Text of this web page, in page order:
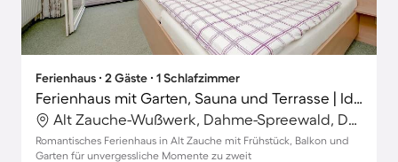
Ferienhaus ∙ 2 Gäste ∙ 1 Schlafzimmer
Ferienhaus mit Garten, Sauna und Terrasse | Ideal für Homeoffice
Alt Zauche-Wußwerk, Dahme-Spreewald, Deutschland
Romantisches Ferienhaus in Alt Zauche mit Frühstück, Balkon und
Garten für unvergessliche Momente zu zweit